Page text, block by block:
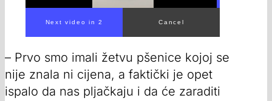
Next video in 1 Cancel
– Prvo smo imali žetvu pšenice kojoj se
nije znala ni cijena, a faktički je opet
ispalo da nas pljačkaju i da će zaraditi